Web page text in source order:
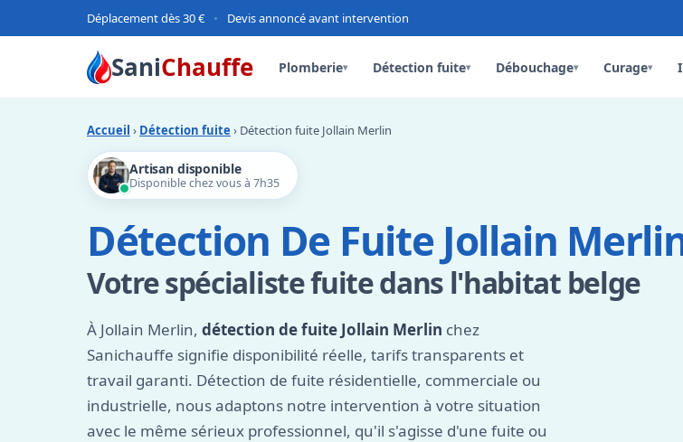
Déplacement dès 30 € • Devis annoncé avant intervention
SaniChauffe Plomberie▾ Détection fuite▾ Débouchage▾ Curage▾
Accueil › Détection fuite › Détection fuite Jollain Merlin
Artisan disponible
Disponible chez vous à 7h35
Détection De Fuite Jollain
Votre spécialiste fuite dans l'habitat belge
À Jollain Merlin, détection de fuite Jollain Merlin chez
Sanichauffe signifie disponibilité réelle, tarifs transparents et
travail garanti. Détection de fuite résidentielle, commerciale ou
industrielle, nous adaptons notre intervention à votre situation
avec le même sérieux professionnel, qu'il s'agisse d'une fuite ou